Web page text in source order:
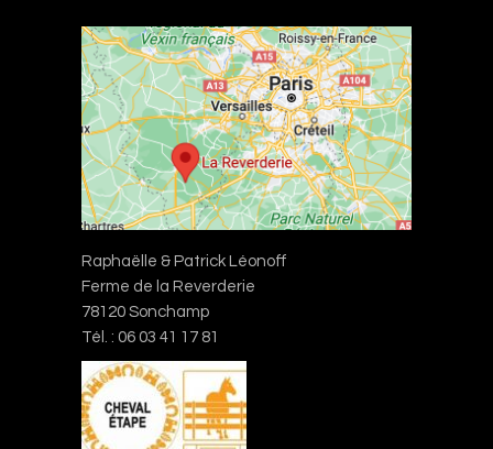
Raphaëlle & Patrick Léonoff
Ferme de la Reverderie
78120 Sonchamp
Tél. : 06 03 41 17 81